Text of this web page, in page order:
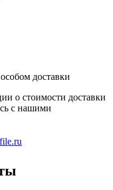
доставки
о стоимости доставки
с нашими